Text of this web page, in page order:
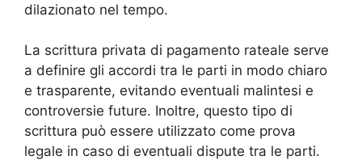
dilazionato nel tempo.
La scrittura privata di pagamento rateale serve
a definire gli accordi tra le parti in modo chiaro
e trasparente, evitando eventuali malintesi e
controversie future. Inoltre, questo tipo di
scrittura può essere utilizzato come prova
legale in caso di eventuali dispute tra le parti.